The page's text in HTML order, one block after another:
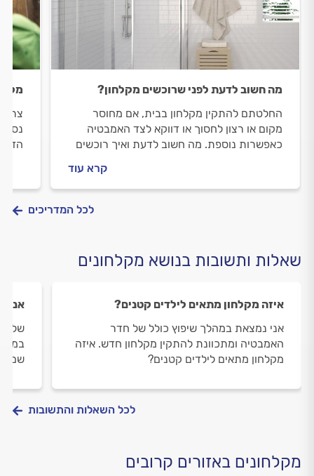
מה חשוב לדעת לפני שרוכשים מקלחון?
החלטתם להתקין מקלחון בבית, אם מחוסר
מקום או רצון לחסוך או דווקא לצד האמבטיה
כאפשרות נוספת. מה חשוב לדעת ואיך רוכשים
קרא עוד
לכל המדריכים
שאלות ותשובות בנושא מקלחונים
איזה מקלחון מתאים לילדים קטנים?
אני נמצאת במהלך שיפוץ כולל של חדר
האמבטיה ומתכוונת להתקין מקלחון חדש. איזה
מקלחון מתאים לילדים קטנים?
אני
לכל השאלות והתשובות
מקלחונים באזורים קרובים